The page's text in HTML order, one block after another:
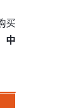
买
中